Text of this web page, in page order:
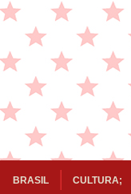
BRASIL CULTURA;